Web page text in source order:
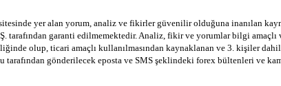
yer alan yorum, analiz ve fikirler güvenilir olduğuna inanılan
garanti edilmemektedir. Analiz, fikir ve yorumlar bilgi amaçlı
olup, ticari amaçlı kullanılmasından kaynaklanan ve 3. kişiler
gönderilecek eposta ve SMS şeklindeki forex bültenleri ve